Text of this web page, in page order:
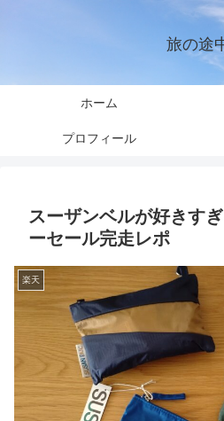
旅の途
ホーム
プロフィール
スーザンベルが好きす
ーセール完走レポ
楽天